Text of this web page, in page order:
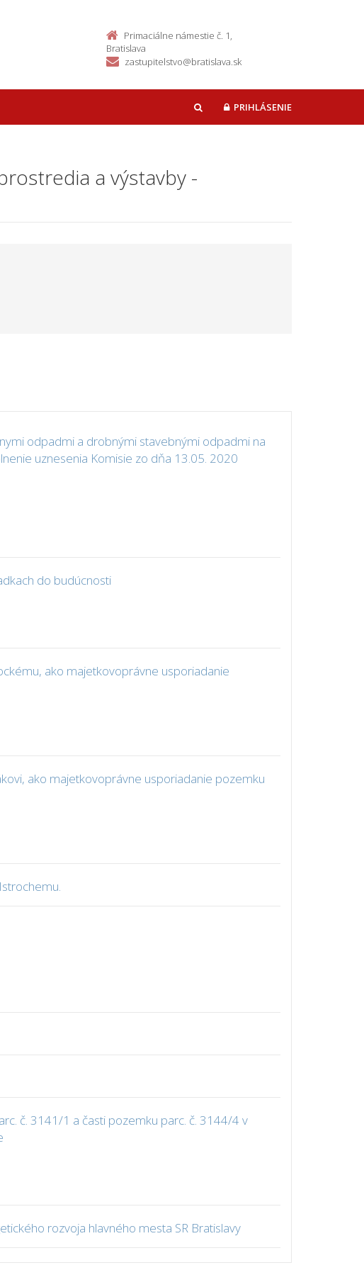
Primaciálne námestie č. 1,
Bratislava
zastupitelstvo@bratislava.sk
HĽADAŤPRIHLÁSENIE
a výstavby -
odpadmi a drobnými stavebnými odpadmi na
uznesenia Komisie zo dňa 13.05. 2020
do budúcnosti
ako majetkovoprávne usporiadanie
ako majetkovoprávne usporiadanie pozemku
č. 3141/1 a časti pozemku parc. č. 3144/4 v
rozvoja hlavného mesta SR Bratislavy